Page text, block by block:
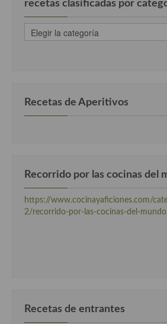
recetas clasificadas por
recetas
clasificadas
Recetas de Aperitivos
Recorrido por las cocinas del
https://www.cocinayaficiones.com/
2/recorrido-por-las-cocinas-del-
Recetas de entrantes